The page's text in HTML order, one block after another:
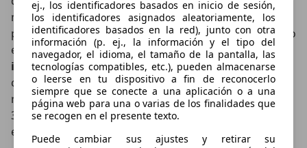
ej., los identificadores basados en inicio de sesión,
los identificadores asignados aleatoriamente, los
identificadores basados en la red), junto con otra
información (p. ej., la información y el tipo del
navegador, el idioma, el tamaño de la pantalla, las
tecnologías compatibles, etc.), pueden almacenarse
o leerse en tu dispositivo a fin de reconocerlo
siempre que se conecte a una aplicación o a una
página web para una o varias de los finalidades que
se recogen en el presente texto.
Puede cambiar sus ajustes y retirar su
máximo entre 3.600 y 5.200 rpm. No es una cifra de
par elevada y sí que lo es a las revoluciones a las que lo
entrega. Pero se apoya en unmotor eléctrico
integradoen la caja de cambios que le aporta 120 CV
con lo que la posible falta de fuerza a pocas
revoluciones, recuerda que el máximo par empieza a
3.600 rpm, queda enmascarada con el apoyo del
eléctrico.